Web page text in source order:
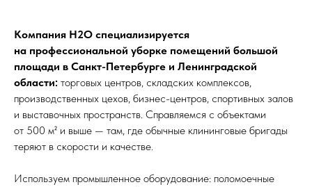
Компания H2O специализируется
на профессиональной уборке помещений большой
площади в Санкт-Петербурге и Ленинградской
области: торговых центров, складских комплексов,
производственных цехов, бизнес-центров, спортивных залов
и выставочных пространств. Справляемся с объектами
от 500 м² и выше — там, где обычные клининговые бригады
теряют в скорости и качестве.
Используем промышленное оборудование: поломоечные